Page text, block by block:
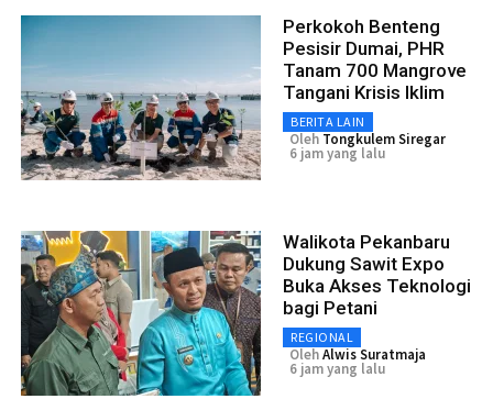
Perkokoh Benteng
Pesisir Dumai, PHR
Tanam 700 Mangrove
Tangani Krisis Iklim
BERITA LAIN
Oleh Tongkulem Siregar
6 jam yang lalu
Walikota Pekanbaru
Dukung Sawit Expo
Buka Akses Teknologi
bagi Petani
REGIONAL
OlehAlwis Suratmaja
6 jam yang lalu